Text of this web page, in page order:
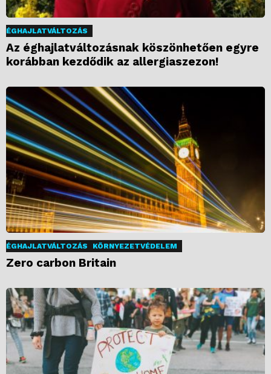
ÉGHAJLATVÁLTOZÁS
Az éghajlatváltozásnak köszönhetően egyre
korábban kezdődik az allergiaszezon!
ÉGHAJLATVÁLTOZÁS KÖRNYEZETVÉDELEM
Zero carbon Britain